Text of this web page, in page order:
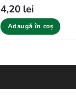
4,20 lei
Adaugă în coș